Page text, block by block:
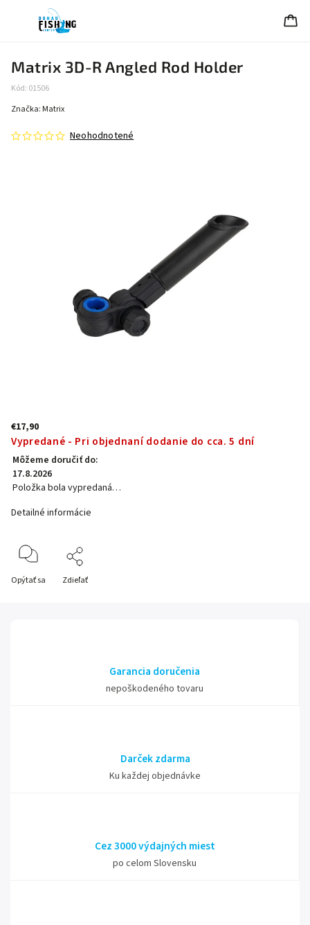
Matrix 3D-R Angled Rod Holder
Kód: 01506
Neohodnotené
Značka: Matrix
€17,90
Vypredané - Pri objednaní dodanie do cca. 5 dní
Môžeme doručiť do:
17.8.2026
Položka bola vypredaná…
Detailné informácie
Opýtať sa Zdieľať
Garancia doručenia
nepoškodeného tovaru
Darček zdarma
Ku každej objednávke
Cez 3000 výdajných miest
po celom Slovensku